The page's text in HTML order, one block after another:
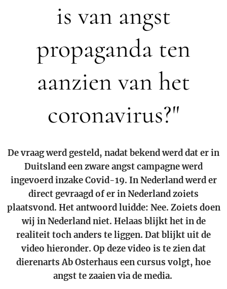
is van angst
propaganda ten
aanzien van het
coronavirus?"
De vraag werd gesteld, nadat bekend werd dat er in
Duitsland een zware angst campagne werd
ingevoerd inzake Covid-19. In Nederland werd er
direct gevraagd of er in Nederland zoiets
plaatsvond. Het antwoord luidde: Nee. Zoiets doen
wij in Nederland niet. Helaas blijkt het in de
realiteit toch anders te liggen. Dat blijkt uit de
video hieronder. Op deze video is te zien dat
dierenarts Ab Osterhaus een cursus volgt, hoe
angst te zaaien via de media.